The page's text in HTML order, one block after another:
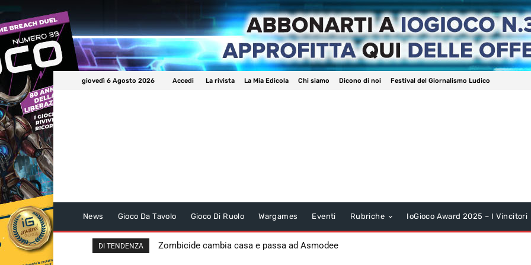
giovedì 6 Agosto 2026 Accedi La rivista La Mia Edicola Chi siamo Dicono di noi Festival del Giornalismo Ludico
News Gioco Da Tavolo Gioco Di Ruolo Wargames Eventi Rubriche IoGioco Award 2025 – I Vincitori
DI TENDENZA Zombicide cambia casa e passa ad Asmodee